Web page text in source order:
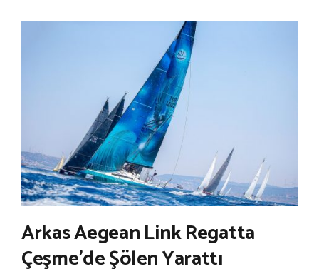
Arkas Aegean Link Regatta
Çeşme’de Şölen Yarattı